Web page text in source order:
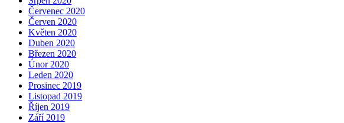
Červenec 2020
Červen 2020
Květen 2020
Duben 2020
Březen 2020
Únor 2020
Leden 2020
Prosinec 2019
Listopad 2019
Říjen 2019
Září 2019